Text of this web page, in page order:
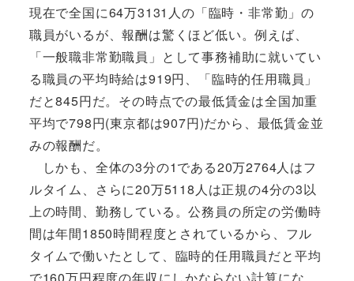
現在で全国に64万3131人の「臨時・非常勤」の
職員がいるが、報酬は驚くほど低い。例えば、
「一般職非常勤職員」として事務補助に就いてい
る職員の平均時給は919円、「臨時的任用職員」
だと845円だ。その時点での最低賃金は全国加重
平均で798円(東京都は907円)だから、最低賃金並
みの報酬だ。
しかも、全体の3分の1である20万2764人はフ
ルタイム、さらに20万5118人は正規の4分の3以
上の時間、勤務している。公務員の所定の労働時
間は年間1850時間程度とされているから、フル
タイムで働いたとして、臨時的任用職員だと平均
で160万円程度の年収にしかならない計算にな